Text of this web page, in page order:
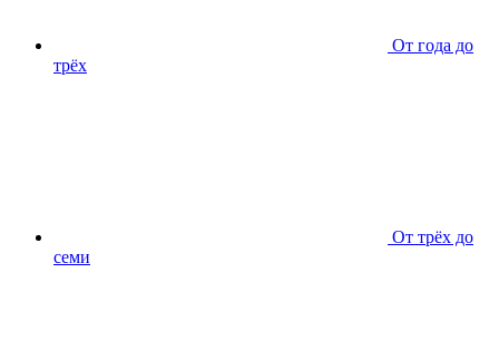
От года до
трёх
От трёх до
семи